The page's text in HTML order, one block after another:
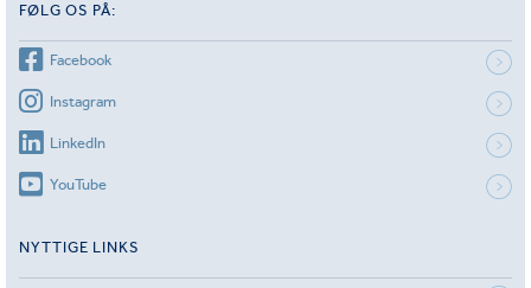
FØLG OS PÅ:
Facebook
Instagram
LinkedIn
YouTube
NYTTIGE LINKS